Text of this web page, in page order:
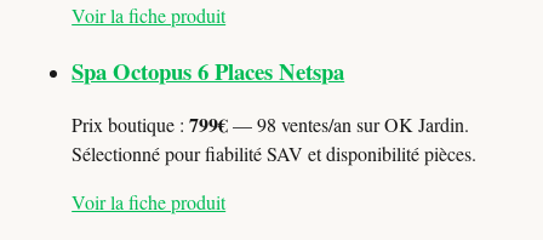
Voir la fiche produit
Spa Octopus 6 Places Netspa
Prix boutique :799€— 98 ventes/an sur OK Jardin.
Sélectionné pour fiabilité SAV et disponibilité pièces.
Voir la fiche produit